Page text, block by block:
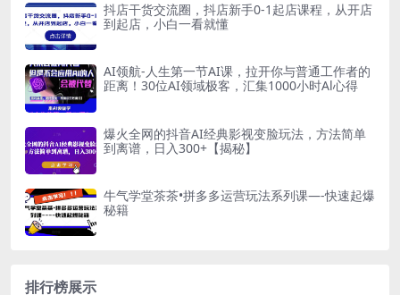
抖店干货交流圈，抖店新手0-1起店课程，从开店
到起店，小白一看就懂
AI领航-人生第一节AI课，拉开你与普通工作者的
距离！30位AI领域极客，汇集1000小时Al心得
爆火全网的抖音AI经典影视变脸玩法，方法简单
到离谱，日入300+【揭秘】
牛气学堂茶茶•拼多多运营玩法系列课—-快速起爆
秘籍
排行榜展示